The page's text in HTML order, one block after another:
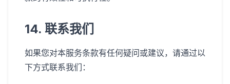
14. 联系我们
如果您对本服务条款有任何疑问或建议，请通过以
下方式联系我们：